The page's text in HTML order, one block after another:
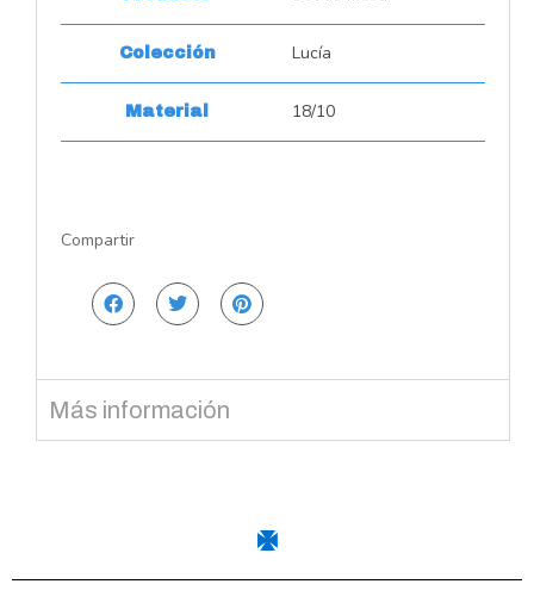
Colección Lucía
Material 18/10
Compartir
Más información